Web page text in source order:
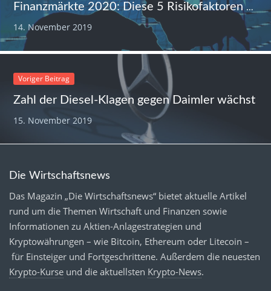
Finanzmärkte 2020: Diese 5 Risikofaktoren sollten Anleger im Auge behalten
14. November 2019
Voriger Beitrag
Zahl der Diesel-Klagen gegen Daimler wächst
15. November 2019
Die Wirtschaftsnews
Das Magazin „Die Wirtschaftsnews“ bietet aktuelle Artikel
rund um die Themen Wirtschaft und Finanzen sowie
Informationen zu Aktien-Anlagestrategien und
Kryptowährungen – wie Bitcoin, Ethereum oder Litecoin –
für Einsteiger und Fortgeschrittene. Außerdem die neuesten
Krypto-Kurse und die aktuellsten Krypto-News.